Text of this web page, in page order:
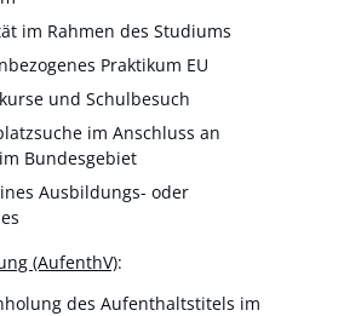
im Rahmen des Studiums
Praktikum EU
und Schulbesuch
im Anschluss an
Bundesgebiet
Ausbildungs- oder
(AufenthV):
des Aufenthaltstitels im